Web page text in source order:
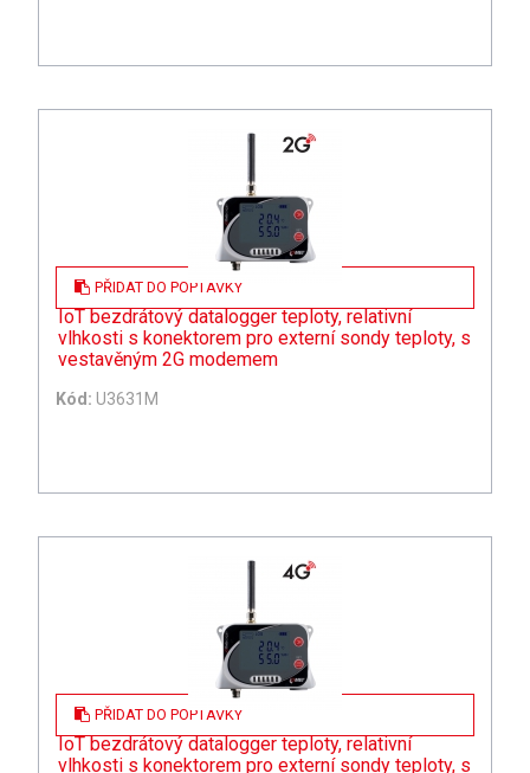
PŘIDAT DO POPTÁVKY
IoT bezdrátový datalogger teploty, relativní
vlhkosti s konektorem pro externí sondy teploty, s
vestavěným 2G modemem
Kód: U3631M
PŘIDAT DO POPTÁVKY
IoT bezdrátový datalogger teploty, relativní
vlhkosti s konektorem pro externí sondy teploty, s